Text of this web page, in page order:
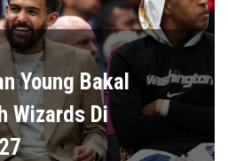
Young Bakal
Wizards Di